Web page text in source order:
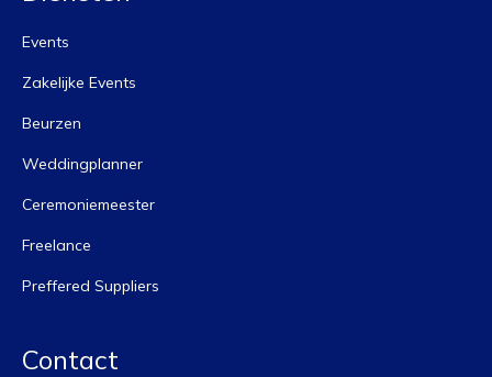
Events
Zakelijke Events
Beurzen
Weddingplanner
Ceremoniemeester
Freelance
Preffered Suppliers
Contact